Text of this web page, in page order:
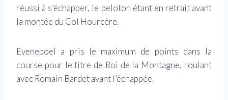
réussi à s’échapper, le peloton étant en retrait avant
la montée du Col Hourcère.
Evenepoel a pris le maximum de points dans la
course pour le titre de Roi de la Montagne, roulant
avec Romain Bardet avant l’échappée.